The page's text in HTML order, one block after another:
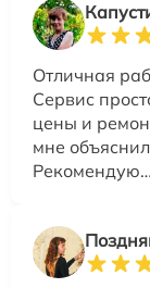
Отличная
Сервис
цены и
мне